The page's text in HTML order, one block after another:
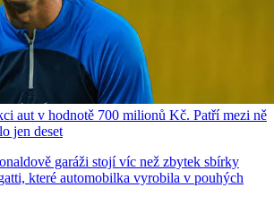
aut v hodnotě 700 milionů Kč. Patří mezi ně
jen deset
garáži stojí víc než zbytek sbírky
které automobilka vyrobila v pouhých